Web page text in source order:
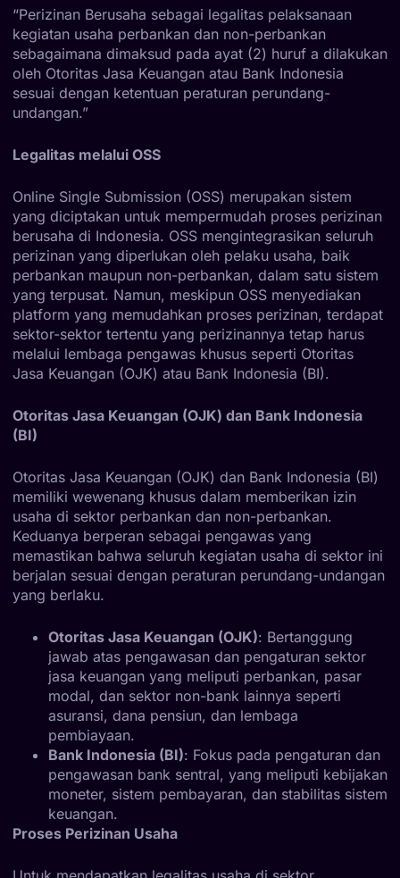
“Perizinan Berusaha sebagai legalitas pelaksanaan
kegiatan usaha perbankan dan non-perbankan
sebagaimana dimaksud pada ayat (2) huruf a dilakukan
oleh Otoritas Jasa Keuangan atau Bank Indonesia
sesuai dengan ketentuan peraturan perundang-
undangan.”
Legalitas melalui OSS
Online Single Submission (OSS) merupakan sistem
yang diciptakan untuk mempermudah proses perizinan
berusaha di Indonesia. OSS mengintegrasikan seluruh
perizinan yang diperlukan oleh pelaku usaha, baik
perbankan maupun non-perbankan, dalam satu sistem
yang terpusat. Namun, meskipun OSS menyediakan
platform yang memudahkan proses perizinan, terdapat
sektor-sektor tertentu yang perizinannya tetap harus
melalui lembaga pengawas khusus seperti Otoritas
Jasa Keuangan (OJK) atau Bank Indonesia (BI).
Otoritas Jasa Keuangan (OJK) dan Bank Indonesia
(BI)
Otoritas Jasa Keuangan (OJK) dan Bank Indonesia (BI)
memiliki wewenang khusus dalam memberikan izin
usaha di sektor perbankan dan non-perbankan.
Keduanya berperan sebagai pengawas yang
memastikan bahwa seluruh kegiatan usaha di sektor ini
berjalan sesuai dengan peraturan perundang-undangan
yang berlaku.
Otoritas Jasa Keuangan (OJK): Bertanggung
jawab atas pengawasan dan pengaturan sektor
jasa keuangan yang meliputi perbankan, pasar
modal, dan sektor non-bank lainnya seperti
asuransi, dana pensiun, dan lembaga
pembiayaan.
Bank Indonesia (BI): Fokus pada pengaturan dan
pengawasan bank sentral, yang meliputi kebijakan
moneter, sistem pembayaran, dan stabilitas sistem
keuangan.
Proses Perizinan Usaha